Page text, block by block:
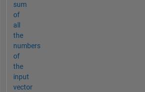
sum
of
all
the
numbers
of
the
input
vector